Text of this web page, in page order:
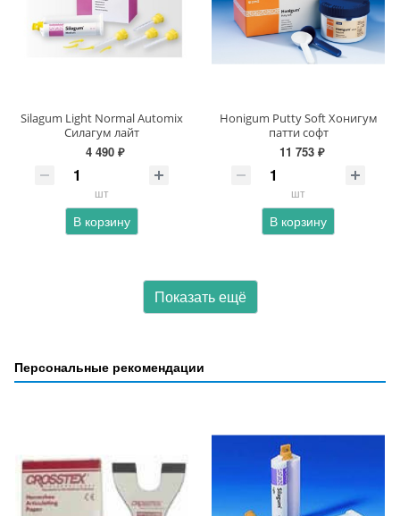
Silagum Light Normal Automix
Силагум лайт
4 490 ₽
шт
В корзину
Honigum Putty Soft Хонигум
патти софт
11 753 ₽
шт
В корзину
Показать ещё
Персональные рекомендации